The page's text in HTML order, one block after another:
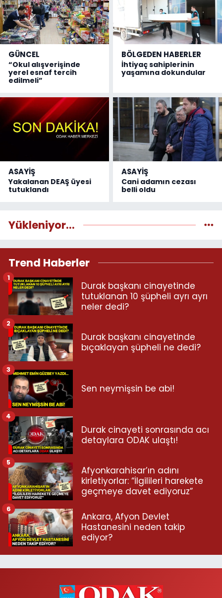
GÜNCEL
“Okul alışverişinde
yerel esnaf tercih
edilmeli”
BÖLGEDEN HABERLER
İhtiyaç sahiplerinin
yaşamına dokundular
ASAYİŞ
Yakalanan DEAŞ üyesi
tutuklandı
ASAYİŞ
Cani adamın cezası
belli oldu
Yükleniyor...
Trend Haberler
Durak başkanı cinayetinde
tutuklanan 10 şüpheli ayrı ayrı
neler dedi?
1
Durak başkanı cinayetinde
bıçaklayan şüpheli ne dedi?
2
Sen neymişsin be abi!
3
Durak cinayeti sonrasında acı
detaylara ODAK ulaştı!
4
Afyonkarahisar’ın adını
kirletiyorlar: “İlgilileri harekete
geçmeye davet ediyoruz”
5
Ankara, Afyon Devlet
Hastanesini neden takip
ediyor?
6